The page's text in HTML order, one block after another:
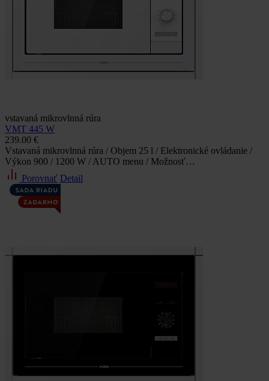
vstavaná mikrovlnná rúra
VMT 445 W
239.00 €
Vstavaná mikrovlnná rúra / Objem 25 l / Elektronické ovládanie /
Výkon 900 / 1200 W / AUTO menu / Možnosť…
Porovnať Detail